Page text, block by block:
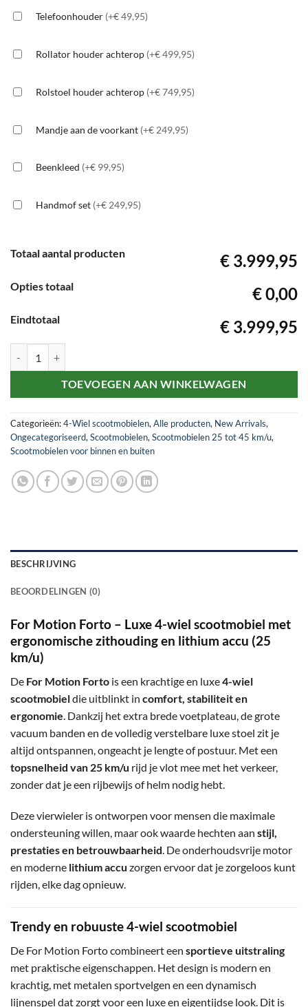
Telefoonhouder (+€ 49,95)
Rollator houder achterop (+€ 499,95)
Rolstoel houder achterop (+€ 749,95)
Mandje aan de voorkant (+€ 249,95)
Beenkleed (+€ 99,95)
Handmof set (+€ 249,95)
Totaal aantal producten € 3.999,95
Opties totaal € 0,00
Eindtotaal € 3.999,95
TOEVOEGEN AAN WINKELWAGEN
Categorieën:4-Wiel scootmobielen, Alle producten, New Arrivals,
Ongecategoriseerd, Scootmobielen, Scootmobielen 25 tot 45 km/u,
Scootmobielen voor binnen en buiten
BESCHRIJVING
BEOORDELINGEN (0)
For Motion Forto – Luxe 4-wiel scootmobiel met
ergonomische zithouding en lithium accu (25
km/u)
De For Motion Forto is een krachtige en luxe4-wiel
scootmobieldie uitblinkt in comfort, stabiliteit en
ergonomie . Dankzij het extra brede voetplateau, de grote
vacuum banden en de volledig verstelbare luxe stoel zit je
altijd ontspannen, ongeacht je lengte of postuur. Met een
topsnelheid van 25 km/u rijd je vlot mee met het verkeer,
zonder dat je een rijbewijs of helm nodig hebt.
Deze vierwieler is ontworpen voor mensen die maximale
ondersteuning willen, maar ook waarde hechten aan stijl,
prestaties en betrouwbaarheid. De onderhoudsvrije motor
en moderne lithium accu zorgen ervoor dat je zorgeloos kunt
rijden, elke dag opnieuw.
Trendy en robuuste 4-wiel scootmobiel
De For Motion Forto combineert een sportieve uitstraling
met praktische eigenschappen. Het design is modern en
krachtig, met metalen sportvelgen en een dynamisch
lijnenspel dat zorgt voor een luxe en eigentijdse look. Dit is